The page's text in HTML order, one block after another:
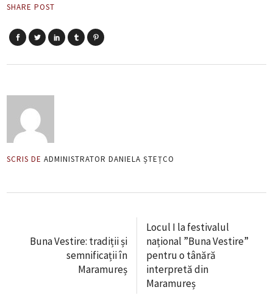
SHARE POST
SCRIS DE ADMINISTRATOR DANIELA ȘTEȚCO
Buna Vestire: tradiții și
semnificații în
Maramureș
Locul I la festivalul
național ”Buna Vestire”
pentru o tânără
interpretă din
Maramureș